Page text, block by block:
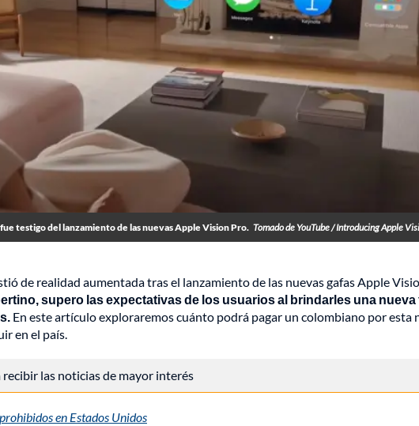
testigo del lanzamiento de las nuevas Apple Vision Pro. Tomado de YouTube / Introducing Apple
de realidad aumentada tras el lanzamiento de las nuevas gafas Apple
supero las expectativas de los usuarios al brindarles una nueva
En este artículo exploraremos cuánto podrá pagar un colombiano por esta
en el país.
recibir las noticias de mayor interés
en Estados Unidos